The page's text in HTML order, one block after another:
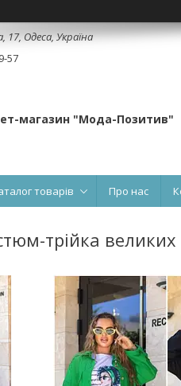
17, Одеса, Україна
57
магазин "Мода-Позитив"
товарів Про нас
трійка великих